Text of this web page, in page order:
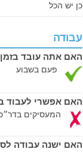
כן יש הכל
עבודה
האם אתה עובד
פעם בשבוע
האם אפשרי לעבוד
המעסיקים
האם ישנה עבודה